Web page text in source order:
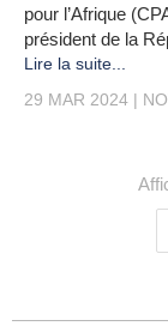
pour l’Afrique
président de la
Lire la suite...
29 MAR 2024